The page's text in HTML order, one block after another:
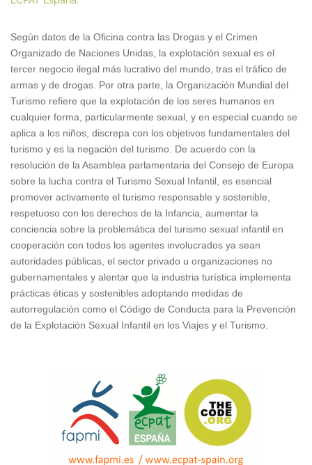
Según datos de la Oficina contra las Drogas y el Crimen
Organizado de Naciones Unidas, la explotación sexual es el
tercer negocio ilegal más lucrativo del mundo, tras el tráfico de
armas y de drogas. Por otra parte, la Organización Mundial del
Turismo refiere que la explotación de los seres humanos en
cualquier forma, particularmente sexual, y en especial cuando se
aplica a los niños, discrepa con los objetivos fundamentales del
turismo y es la negación del turismo. De acuerdo con la
resolución de la Asamblea parlamentaria del Consejo de Europa
sobre la lucha contra el Turismo Sexual Infantil, es esencial
promover activamente el turismo responsable y sostenible,
respetuoso con los derechos de la Infancia, aumentar la
conciencia sobre la problemática del turismo sexual infantil en
cooperación con todos los agentes involucrados ya sean
autoridades públicas, el sector privado u organizaciones no
gubernamentales y alentar que la industria turística implementa
prácticas éticas y sostenibles adoptando medidas de
autorregulación como el Código de Conducta para la Prevención
de la Explotación Sexual Infantil en los Viajes y el Turismo.